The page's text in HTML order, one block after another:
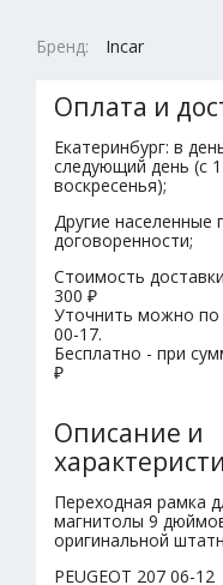
Бренд: Incar
Оплата и
Екатеринбург: в
следующий день (с
воскресенья);
Другие населенные
договоренности;
Стоимость
300 ₽
Уточнить можно по
00-17.
Бесплатно - при
₽
Описание и
Переходная рамка
магнитолы 9
оригинальной
PEUGEOT 207 06-12